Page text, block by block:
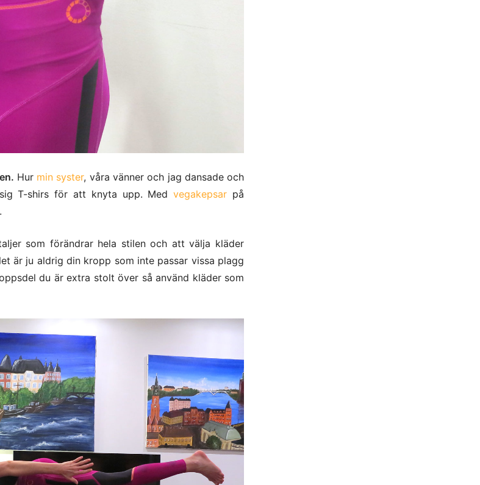
Hur min syster, våra vänner och jag dansade och
T-shirs för att knyta upp. Medvegakepsar på
som förändrar hela stilen och att välja kläder
är ju aldrig din kropp som inte passar vissa plagg
du är extra stolt över så använd kläder som